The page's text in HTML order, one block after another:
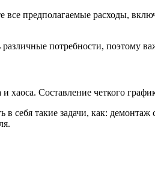
все предполагаемые расходы,
потребности, поэтому
хаоса. Составление четкого
такие задачи, как: